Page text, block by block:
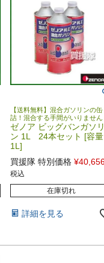
【送料無料】混合ガソリンの缶
詰！混合する手間がいりません
ゼノア ビッグバンガソリ
ン 1L 24本セット [容量
1L]
買援隊 特別価格 ¥
税込
在庫切れ
詳細を見る